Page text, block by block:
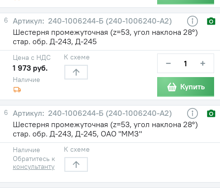
6
240-1006244-Б (240-1006240-А2)
Шестерня промежуточная (z=53, угол наклона 28°)
стар. обр. Д-243, Д-245
Наличие
Цена с НДС
1 973 руб.
К схеме − +
Купить
6
240-1006244-Б (240-1006240-А2)
Шестерня промежуточная (z=53, угол наклона 28°)
стар. обр. Д-243, Д-245, ОАО "ММЗ"
Наличие
Обратитесь к
консультанту
К схеме